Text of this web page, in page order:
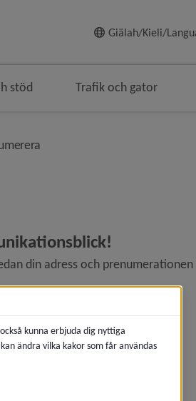
Giälah/Kieli/
stöd Trafik och gator
din adress och
kunna erbjuda dig nyttiga
ändra vilka kakor som får användas